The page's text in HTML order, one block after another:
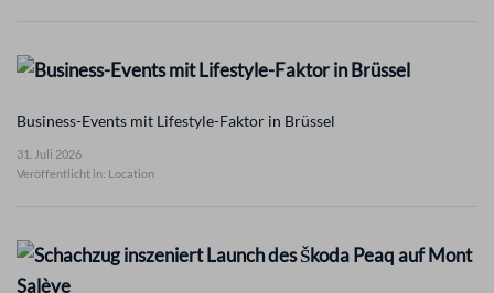
Business-Events mit Lifestyle-Faktor in Brüssel
31. Juli 2026
Veröffentlicht in: Location